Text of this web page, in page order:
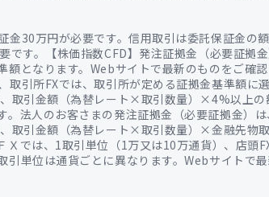
30万円が必要です。信用取引は委託保証金の
です。【株価指数CFD】発注証拠金（必要証拠
額となります。Webサイトで最新のものをご確
取引所FXでは、取引所が定める証拠金基準額に
取引金額（為替レート×取引数量）×4%以上の
。法人のお客さまの発注証拠金（必要証拠金）
取引金額（為替レート×取引数量）×金融先物
Ｘでは、1取引単位（1万又は10万通貨）、店頭
引単位は通貨ごとに異なります。Webサイトで